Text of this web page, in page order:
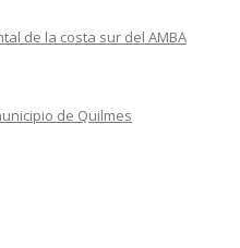
de la costa sur del AMBA
de Quilmes